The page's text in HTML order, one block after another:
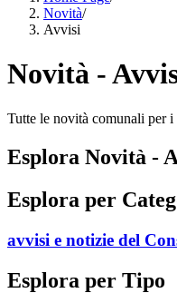
Novità/
Avvisi
Novità -
Tutte le novità comunali per
Esplora Novità -
Esplora per
avvisi e notizie del
Esplora per Tipo